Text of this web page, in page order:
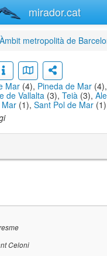
mirador.cat
Àmbit metropolità de
Mar (4), Pineda de Mar (4),
de Vallalta (3), Teià (3),
(1), Sant Pol de Mar
Celoni